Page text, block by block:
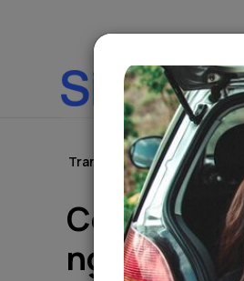
Trung
Trang chủ Tin tức Có
Có một
nghiệm